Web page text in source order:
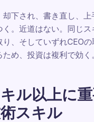
却下され、書き直し、
く。近道はない。同じ
、そしていずれCEO
め、投資は複利で効く。
ル以上に
スキル